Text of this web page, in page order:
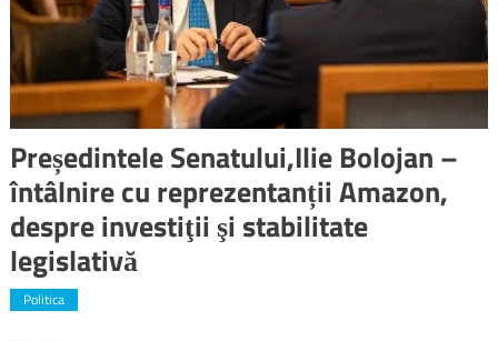
Președintele Senatului,Ilie Bolojan –
întâlnire cu reprezentanții Amazon,
despre investiţii şi stabilitate
legislativă
Politica